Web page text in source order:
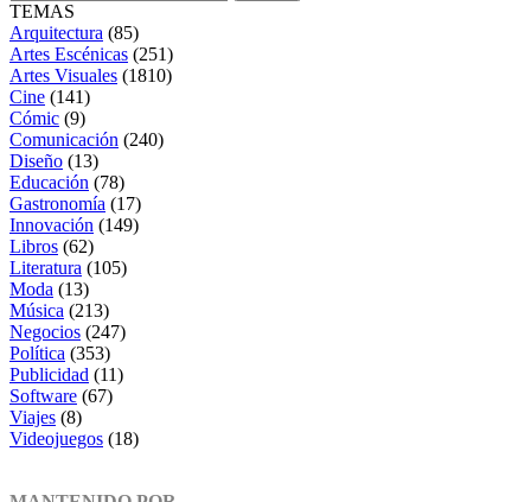
TEMAS
Arquitectura (85)
Artes Escénicas (251)
Artes Visuales (1810)
Cine (141)
Cómic (9)
Comunicación (240)
Diseño (13)
Educación (78)
Gastronomía (17)
Innovación (149)
Libros (62)
Literatura (105)
Moda (13)
Música (213)
Negocios (247)
Política (353)
Publicidad (11)
Software (67)
Viajes (8)
Videojuegos (18)